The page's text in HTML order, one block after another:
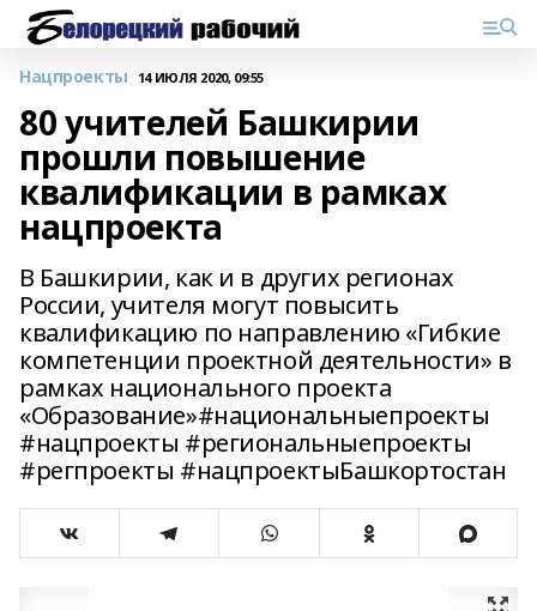
Нацпроекты 14 ИЮЛЯ 2020, 09:55
80 учителей Башкирии
прошли повышение
квалификации в рамках
нацпроекта
В Башкирии, как и в других регионах
России, учителя могут повысить
квалификацию по направлению «Гибкие
компетенции проектной деятельности» в
рамках национального проекта
«Образование»#национальныепроекты
#нацпроекты #региональныепроекты
#регпроекты #нацпроектыБашкортостан